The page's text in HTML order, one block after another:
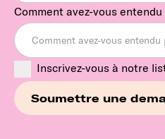
Comment avez-vous
Inscrivez-vous à notre